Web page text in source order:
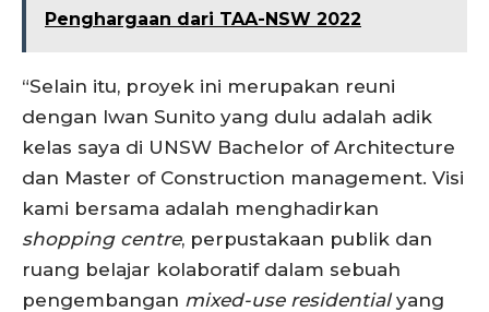
Penghargaan dari TAA-NSW 2022
“Selain itu, proyek ini merupakan reuni
dengan Iwan Sunito yang dulu adalah adik
kelas saya di UNSW Bachelor of Architecture
dan Master of Construction management. Visi
kami bersama adalah menghadirkan
shopping centre, perpustakaan publik dan
ruang belajar kolaboratif dalam sebuah
pengembangan mixed-use residentialyang